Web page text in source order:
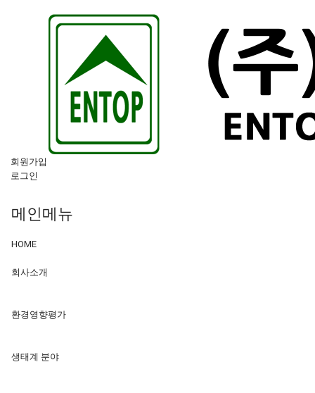
회원가입
로그인
메인메뉴
HOME
회사소개
환경영향평가
생태계 분야